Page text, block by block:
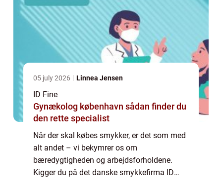
05 july 2026 Linnea Jensen
ID Fine
Gynækolog københavn sådan finder du
den rette specialist
Når der skal købes smykker, er det som med
alt andet – vi bekymrer os om
bæredygtigheden og arbejdsforholdene.
Kigger du på det danske smykkefirma ID